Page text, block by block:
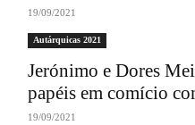
19/09/2021
Autárquicas 2021
Jerónimo e Dores
papéis em comício
19/09/2021